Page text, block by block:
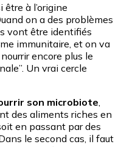
être à l’origine
on a des problèmes
vont être identifiés
immunitaire, et on va
encore plus le
Un vrai cercle
son microbiote
des aliments riches en
en passant par des
le second cas, il faut